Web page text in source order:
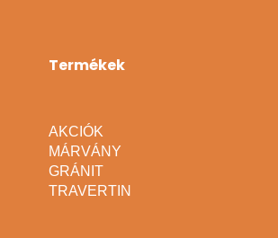
Termékek
AKCIÓK
MÁRVÁNY
GRÁNIT
TRAVERTIN